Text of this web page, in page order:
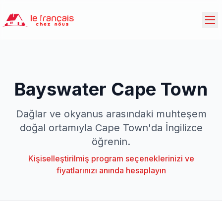
Bayswater Cape Town
Dağlar ve okyanus arasındaki muhteşem
doğal ortamıyla Cape Town'da İngilizce
öğrenin.
Kişiselleştirilmiş program seçeneklerinizi ve
fiyatlarınızı anında hesaplayın